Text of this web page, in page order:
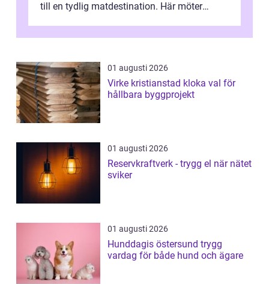
till en tydlig matdestination. Här möter
01 augusti 2026
Virke kristianstad kloka val för
hållbara byggprojekt
01 augusti 2026
Reservkraftverk - trygg el när nätet
sviker
01 augusti 2026
Hunddagis östersund trygg
vardag för både hund och ägare